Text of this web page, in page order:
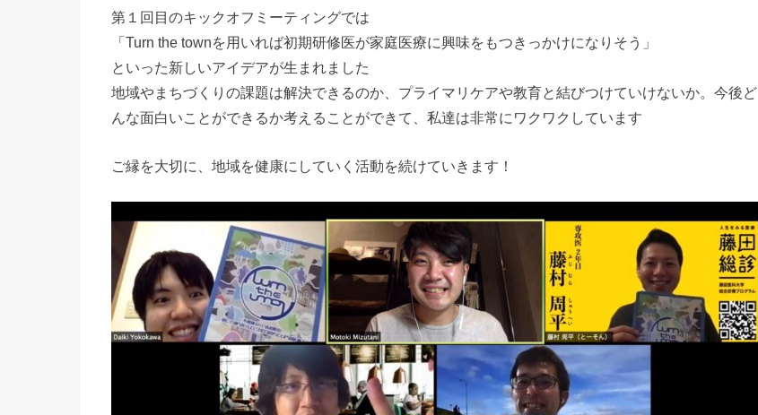
第１回目のキックオフミーティングでは
「Turn the townを用いれば初期研修医が家庭医療に興味をもつきっかけになりそう」
といった新しいアイデアが生まれました
地域やまちづくりの課題は解決できるのか、プライマリケアや教育と結びつけていけないか。今後ど
んな面白いことができるか考えることができて、私達は非常にワクワクしています
ご縁を大切に、地域を健康にしていく活動を続けていきます！